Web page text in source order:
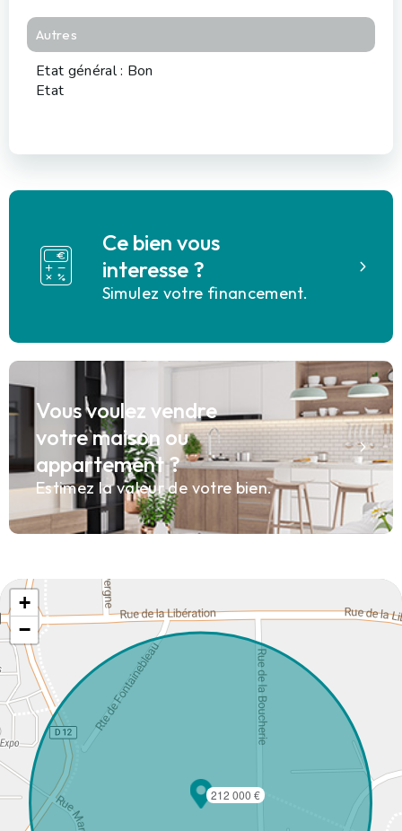
Autres
Etat général : Bon
Etat
Ce bien vous
interesse ?
Simulez votre financement.
Vous voulez vendre
votre maison ou
appartement ?
Estimez la valeur de votre bien.
212 000 €
+
−